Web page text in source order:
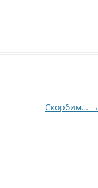
Скорбим… →